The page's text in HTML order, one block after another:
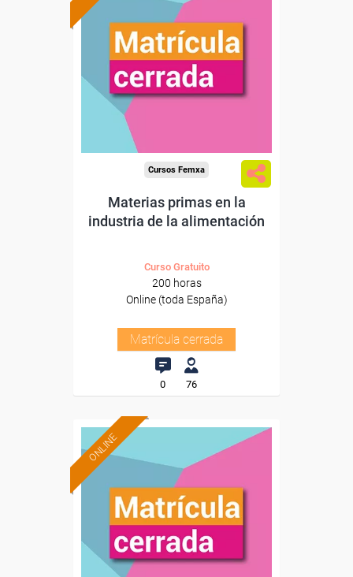
Cursos Femxa
Materias primas en la
industria de la alimentación
Curso Gratuito
200 horas
Online (toda España)
Matrícula cerrada
0 76
ONLINE